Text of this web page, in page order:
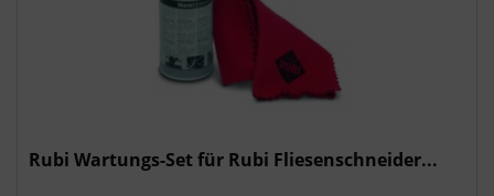
Rubi Wartungs-Set für Rubi Fliesenschneider...